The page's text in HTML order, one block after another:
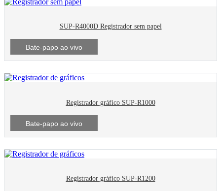
SUP-R4000D Registrador sem papel
Bate-papo ao vivo
Registrador gráfico SUP-R1000
Bate-papo ao vivo
Registrador gráfico SUP-R1200